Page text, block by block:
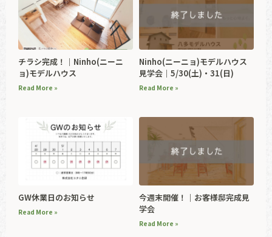
チラシ完成！｜Ninho(ニーニ
ョ)モデルハウス
Read More »
Ninho(ニーニョ)モデルハウス
見学会｜5/30(土)・31(日)
Read More »
GW休業日のお知らせ
Read More »
今週末開催！｜お客様邸完成見
学会
Read More »